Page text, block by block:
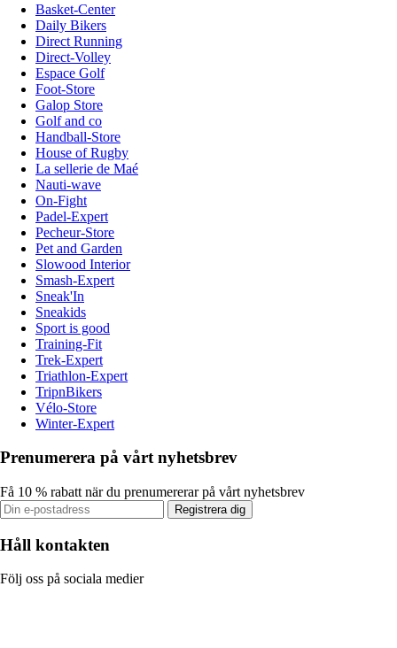
Basket-Center
Daily Bikers
Direct Running
Direct-Volley
Espace Golf
Foot-Store
Galop Store
Golf and co
Handball-Store
House of Rugby
La sellerie de Maé
Nauti-wave
On-Fight
Padel-Expert
Pecheur-Store
Pet and Garden
Slowood Interior
Smash-Expert
Sneak'In
Sneakids
Sport is good
Training-Fit
Trek-Expert
Triathlon-Expert
TripnBikers
Vélo-Store
Winter-Expert
Prenumerera på vårt nyhetsbrev
Få 10 % rabatt när du prenumererar på vårt nyhetsbrev
Registrera dig
Håll kontakten
Följ oss på sociala medier